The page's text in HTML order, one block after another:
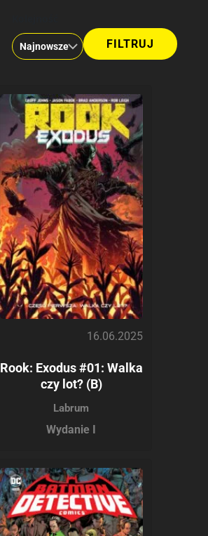
16.06.2025
Rook: Exodus #01: Walka
czy lot? (B)
Labrum
Wydanie I